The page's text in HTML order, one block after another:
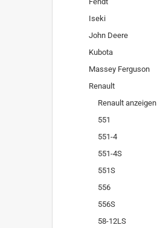
Iseki
John Deere
Kubota
Massey Ferguson
Renault
Renault anzeigen
551
551-4
551-4S
551S
556
556S
58-12LS